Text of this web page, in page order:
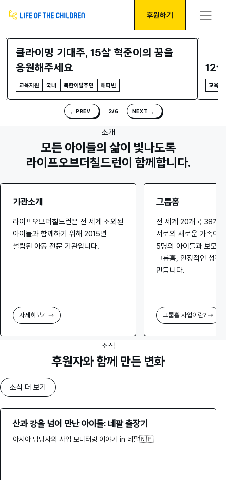
후원하기
클라이밍 기대주, 15살 혁준이의 꿈을
응원해주세요
교육지원 국내 북한이탈주민 해피빈
12
교육지
←PREV 2/6 NEXT →
소개
모든 아이들의 삶이 빛나도록
라이프오브더칠드런이 함께합니다.
기관소개
라이프오브더칠드런은 전 세계 소외된
아이들과 함께하기 위해 2015년
설립된 아동 전문 기관입니다.
자세히보기 ⇾
그룹홈
전 세계 20개국 38개
서로의 새로운 가족이
5명의 아이들과 보모
그룹홈, 안정적인 성장
만듭니다.
그룹홈 사업이란? ⇾
소식
후원자와 함께 만든 변화
소식 더 보기
산과 강을 넘어 만난 아이들: 네팔 출장기
아시아 담당자의 사업 모니터링 이야기 in 네팔🇳🇵